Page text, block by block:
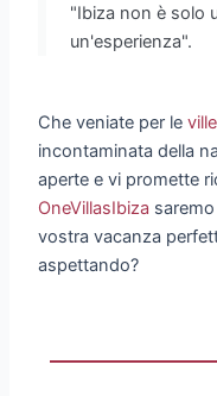
"Ibiza non è solo
un'esperienza".
Che veniate per le
incontaminata della
aperte e vi promette
OneVillasIbiza
vostra vacanza
aspettando?